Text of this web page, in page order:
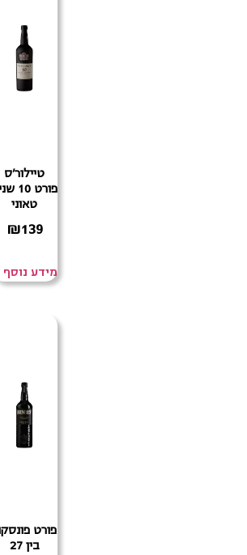
טיילור'ס
פורט 10 שנים
טאוני
₪139
מידע נוסף
פורט פונסקה
בין 27